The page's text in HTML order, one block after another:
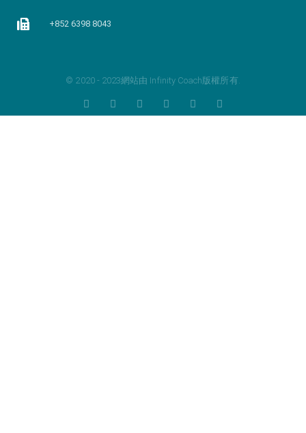
+852 6398 8043
© 2020 - 2023網站由 Infinity Coach版權所有.